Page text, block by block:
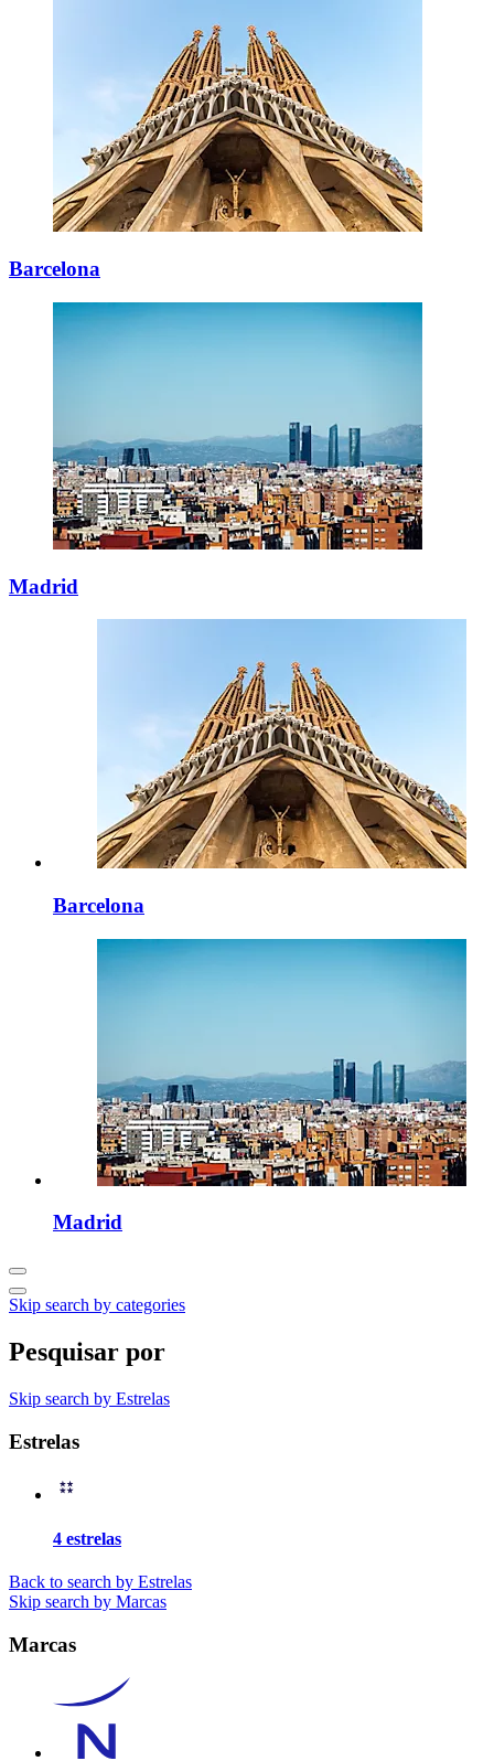
Barcelona
Madrid
Barcelona
Madrid
Skip search by categories
Pesquisar por
Skip search by Estrelas
Estrelas
4 estrelas
Back to search by Estrelas
Skip search by Marcas
Marcas